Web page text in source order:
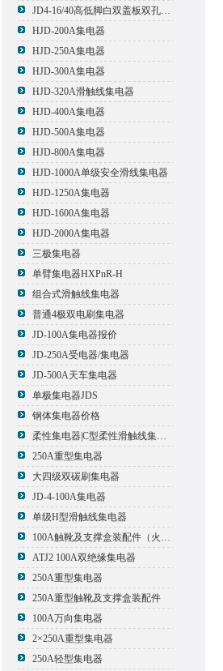
JD4-16/40高低脚白双盖板双孔集电器
HJD-200A集电器
HJD-250A集电器
HJD-300A集电器
HJD-320A滑触线集电器
HJD-400A集电器
HJD-500A集电器
HJD-800A集电器
HJD-1000A单级安全滑线集电器
HJD-1250A集电器
HJD-1600A集电器
HJD-2000A集电器
三极集电器
单臂集电器HXPnR-H
组合式滑触线集电器
普通4极双电刷集电器
JD-100A集电器报价
JD-250A受电器/集电器
JD-500A天车集电器
单极集电器JDS
钢体集电器价格
柔性集电器|C型柔性滑触线集电器
250A重型集电器
大四级双碳刷集电器
JD-4-100A集电器
单级H型滑触线集电器
100A触靴及支撑盒装配件（火线）
ATJ2 100A双绝缘集电器
250A重型集电器
250A重型触靴及支撑盒装配件
100A万向集电器
2×250A重型集电器
250A轻型集电器